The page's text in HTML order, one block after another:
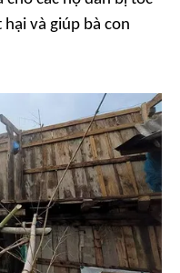
và giúp bà con